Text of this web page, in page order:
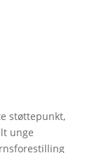
støttepunkt,
unge